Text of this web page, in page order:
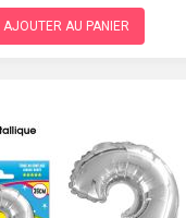
AJOUTER AU PANIER